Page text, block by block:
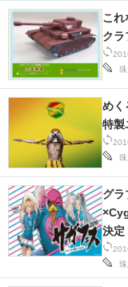
進化するPCとデバ
好きが集まる 比べ
ビジネスと働き方
AI活用のいまが分か
企業ITのトレンドを
経営リーダーのコミ
マーケ×ITの今がよ
こ
クラ
めく
特製
グ
決定